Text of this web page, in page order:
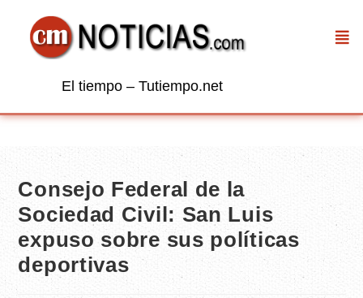
El tiempo – Tutiempo.net
Consejo Federal de la
Sociedad Civil: San Luis
expuso sobre sus políticas
deportivas